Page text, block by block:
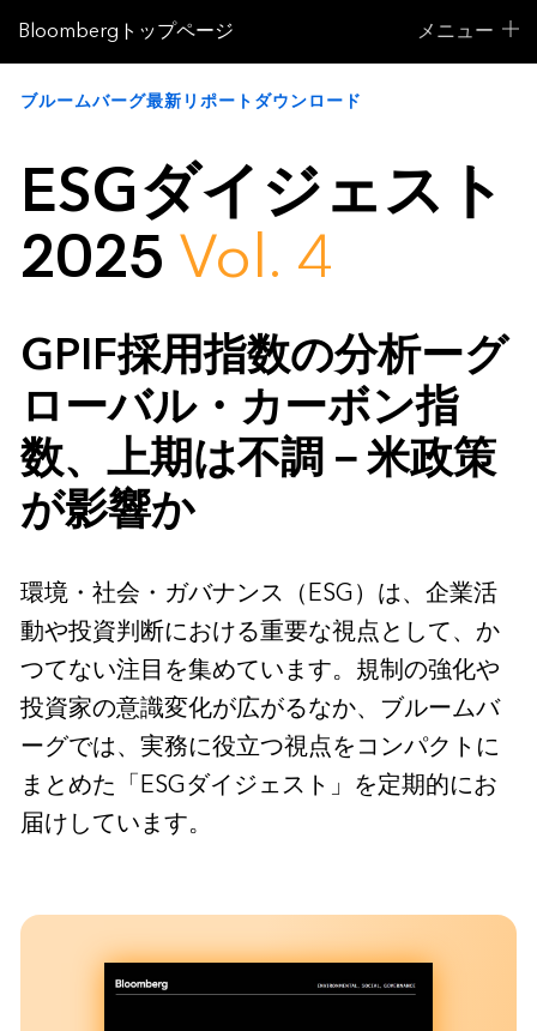
Bloombergトップページ メニュー
ブルームバーグ最新リポートダウンロード
ESGダイジェスト
2025 Vol. 4
GPIF採用指数の分析ーグ
ローバル・カーボン指
数、上期は不調－米政策
が影響か
環境・社会・ガバナンス（ESG）は、企業活
動や投資判断における重要な視点として、か
つてない注目を集めています。規制の強化や
投資家の意識変化が広がるなか、ブルームバ
ーグでは、実務に役立つ視点をコンパクトに
まとめた「ESGダイジェスト」を定期的にお
届けしています。